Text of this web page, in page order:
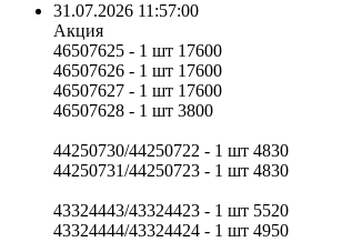
31.07.2026 11:57:00
Акция
46507625 - 1 шт 17600
46507626 - 1 шт 17600
46507627 - 1 шт 17600
46507628 - 1 шт 3800
44250730/44250722 - 1 шт 4830
44250731/44250723 - 1 шт 4830
43324443/43324423 - 1 шт 5520
43324444/43324424 - 1 шт 4950